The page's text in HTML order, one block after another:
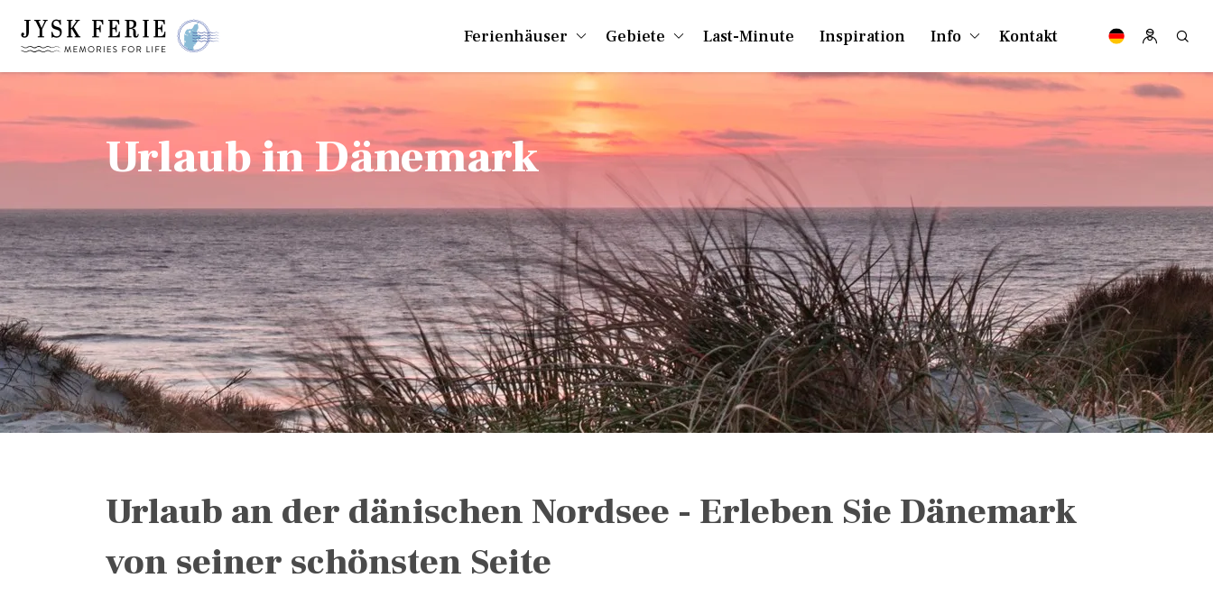
Ferienhäuser Gebiete Last-Minute Inspiration Info Kontakt
Urlaub in Dänemark
Urlaub an der dänischen Nordsee - Erleben Sie Dänemark
von seiner schönsten Seite